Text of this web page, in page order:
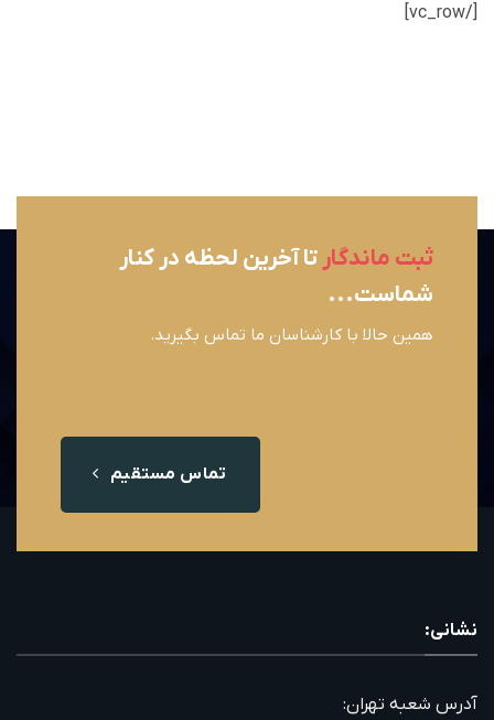
[/vc_row]
ثبت ماندگار تا آخرین لحظه در کنار
شماست...
همین حالا با کارشناسان ما تماس بگیرید.
تماس مستقیم
نشانی:
آدرس شعبه تهران: